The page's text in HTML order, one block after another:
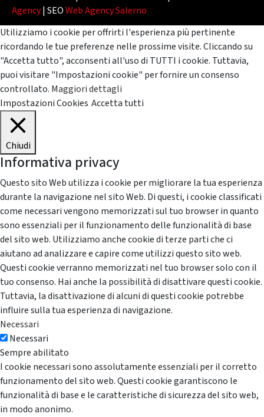
Agency| SEOWeb Agency Salerno
Utilizziamo i cookie per offrirti l'esperienza più pertinente
ricordando le tue preferenze nelle prossime visite. Cliccando su
"Accetta tutto", acconsenti all'uso di TUTTI i cookie. Tuttavia,
puoi visitare "Impostazioni cookie" per fornire un consenso
controllato. Maggiori dettagli
Impostazioni Cookies Accetta tutti
Chiudi
Informativa privacy
Questo sito Web utilizza i cookie per migliorare la tua esperienza
durante la navigazione nel sito Web. Di questi, i cookie classificati
come necessari vengono memorizzati sul tuo browser in quanto
sono essenziali per il funzionamento delle funzionalità di base
del sito web. Utilizziamo anche cookie di terze parti che ci
aiutano ad analizzare e capire come utilizzi questo sito web.
Questi cookie verranno memorizzati nel tuo browser solo con il
tuo consenso. Hai anche la possibilità di disattivare questi cookie.
Tuttavia, la disattivazione di alcuni di questi cookie potrebbe
influire sulla tua esperienza di navigazione.
Necessari
Necessari
Sempre abilitato
I cookie necessari sono assolutamente essenziali per il corretto
funzionamento del sito web. Questi cookie garantiscono le
funzionalità di base e le caratteristiche di sicurezza del sito web,
in modo anonimo.